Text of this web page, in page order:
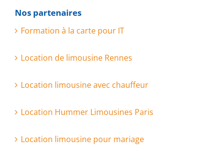
Nos partenaires
Formation à la carte pour IT
Location de limousine Rennes
Location limousine avec chauffeur
Location Hummer Limousines Paris
Location limousine pour mariage